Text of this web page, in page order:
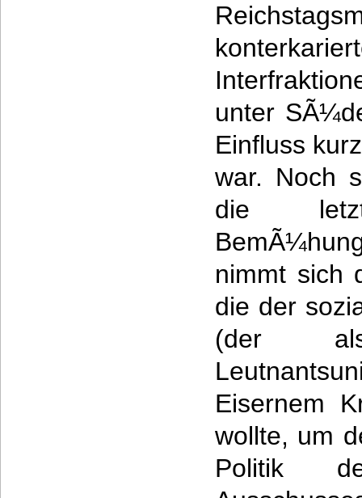
unter
Einfluss
war. Noch
die
nimmt sich
die der
(der
Eisernem
wollte, um
Politik